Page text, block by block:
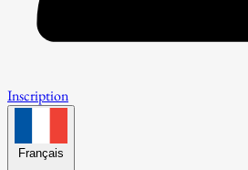
Inscription
Français